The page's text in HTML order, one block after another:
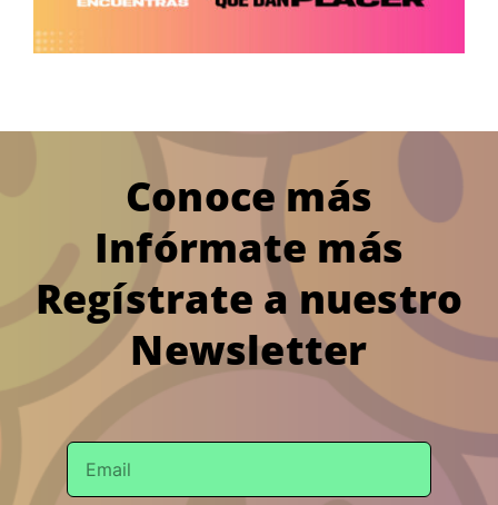
Conoce más
Infórmate más
Regístrate a nuestro
Newsletter